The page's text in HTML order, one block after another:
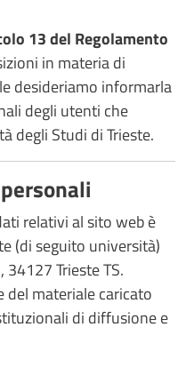
13 del Regolamento
in materia di
desideriamo informarla
degli utenti che
degli Studi di Trieste.
relativi al sito web è
(di seguito università)
34127 Trieste TS.
del materiale caricato
di diffusione e